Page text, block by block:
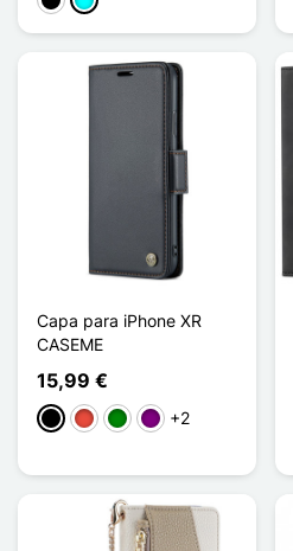
Capa para iPhone XR
CASEME
15,99 €
PretoVermelho
VerdePúrpura
+2